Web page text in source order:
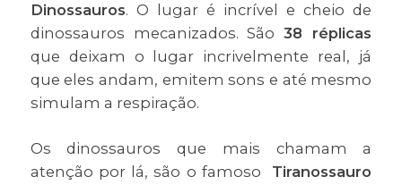
Dinossauros. O lugar é incrível e cheio de
dinossauros mecanizados. São38 réplicas
que deixam o lugar incrivelmente real, já
que eles andam, emitem sons e até mesmo
simulam a respiração.
Os dinossauros que mais chamam a
atenção por lá, são o famoso Tiranossauro